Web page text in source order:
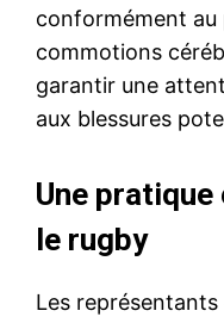
conformément
commotions
garantir une
aux blessures
Une pratique
le rugby
Les